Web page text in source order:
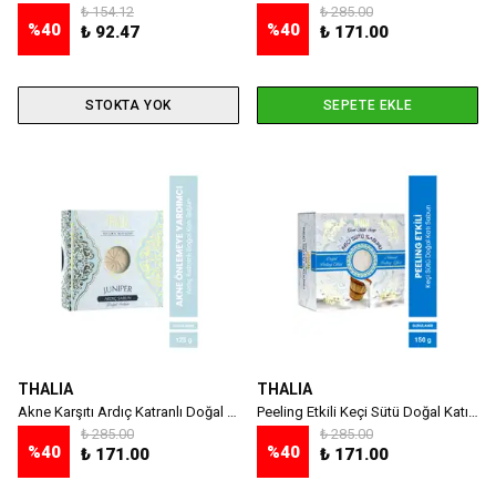
%40
₺ 154.12
₺ 92.47
STOKTA YOK
%40
₺ 285.00
₺ 171.00
SEPETE EKLE
THALIA
Akne Karşıtı Ardıç Katranlı Doğal Katı Sabun 125 gr
%40
₺ 285.00
₺ 171.00
THALIA
Peeling Etkili Keçi Sütü Doğal Katı Sabun 150 gr
%40
₺ 285.00
₺ 171.00